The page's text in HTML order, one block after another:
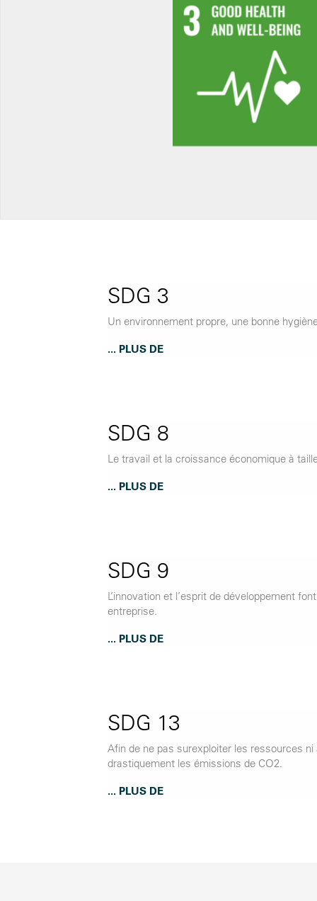
SDG 3
Un environnement propre, une bonne
... PLUS DE
SDG 8
Le travail et la croissance économique à
... PLUS DE
SDG 9
L’innovation et l’esprit de développement
entreprise.
... PLUS DE
SDG 13
Afin de ne pas surexploiter les ressources
drastiquement les émissions de CO2.
... PLUS DE